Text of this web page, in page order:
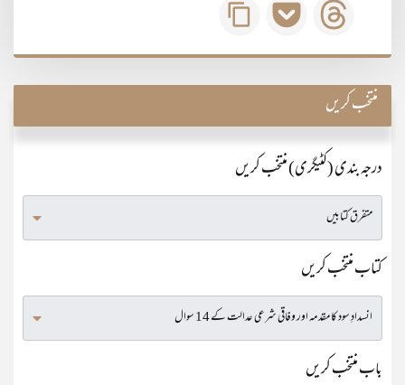
منتخب کریں
درجہ بندی (کٹیگری) منتخب کریں
کتاب منتخب کریں
باب منتخب کریں